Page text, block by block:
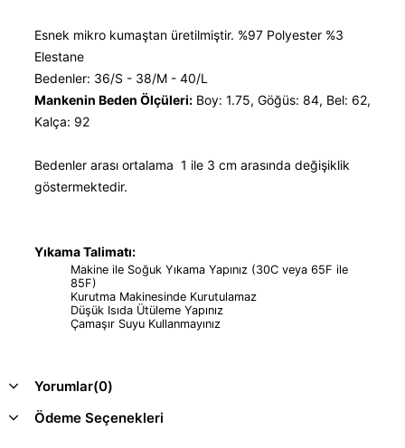
Esnek mikro kumaştan üretilmiştir. %97 Polyester %3
Elestane
Bedenler: 36/S - 38/M - 40/L
Mankenin Beden Ölçüleri: Boy: 1.75, Göğüs: 84, Bel: 62,
Kalça: 92
Bedenler arası ortalama 1 ile 3 cm arasında değişiklik
göstermektedir.
Yıkama Talimatı:
Makine ile Soğuk Yıkama Yapınız (30C veya 65F ile
85F)
Kurutma Makinesinde Kurutulamaz
Düşük Isıda Ütüleme Yapınız
Çamaşır Suyu Kullanmayınız
Yorumlar(0)
Ödeme Seçenekleri